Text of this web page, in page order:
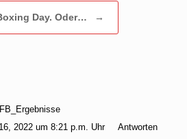
Day. Oder… →
2022 um 8:21 p.m. Uhr
Antworten